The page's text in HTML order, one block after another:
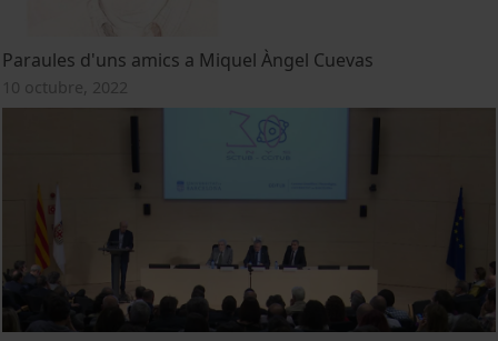
Paraules d'uns amics a Miquel Àngel Cuevas
10 octubre, 2022